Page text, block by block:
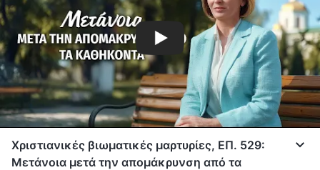
Χριστιανικές βιωματικές μαρτυρίες, ΕΠ. 529:
Μετάνοια μετά την απομάκρυνση από τα